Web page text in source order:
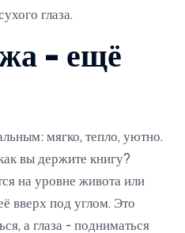
глаза.
- ещё
мягко, тепло, уютно.
вы держите книгу?
на уровне живота или
вверх под углом. Это
а глаза - подниматься